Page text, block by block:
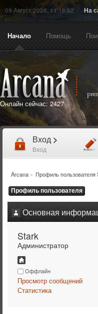
09 Август 2026, 11:16:52 На
Начало Помощь
Онлайн сейчас: 2427
Вход >
Вход
Arcana» Профиль пользователя
Профиль пользователя
Основная
Stark
Администратор
Оффлайн
Просмотр сообщений
Статистика